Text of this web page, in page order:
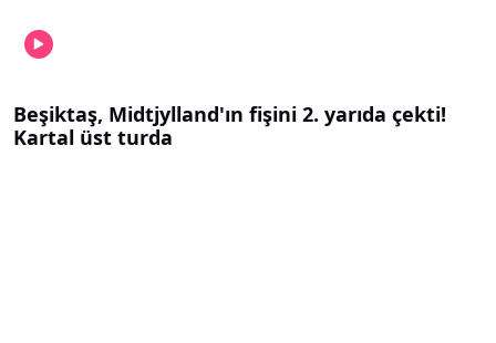
Beşiktaş, Midtjylland'ın fişini 2. yarıda çekti!
Kartal üst turda